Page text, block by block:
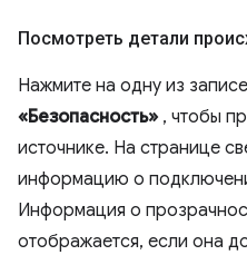
Посмотреть детали
Нажмите на одну из
«Безопасность» , чтобы
источнике. На странице
информацию о
Информация о
отображается, если она